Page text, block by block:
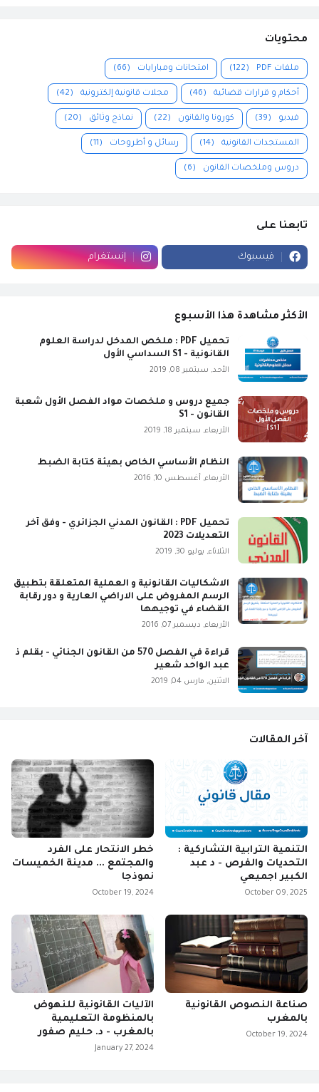
محتويات
ملفات PDF (122) امتحانات ومبارايات (66)
أحكام و قرارات قضائية (46) مجلات قانونية إلكترونية (42)
فيديو (39) كورونا والقانون (22) نماذج وثائق (20)
المستجدات القانونية (14) رسائل و أطروحات (11)
دروس وملخصات القانون (6)
تابعنا على
فيسبوك إنستغرام
الأكثر مشاهدة هذا الأسبوع
تحميل PDF : ملخص المدخل لدراسة العلوم
القانونية - S1 السداسي الأول
الأحد, سبتمبر 08, 2019
جميع دروس و ملخصات مواد الفصل الأول شعبة
القانون - S1
الأربعاء, سبتمبر 18, 2019
النظام الأساسي الخاص بهيئة كتابة الضبط
الأربعاء, أغسطس 10, 2016
تحميل PDF : القانون المدني الجزائري - وفق آخر
التعديلات 2023
الثلاثاء, يوليو 30, 2019
الاشكاليات القانونية و العملية المتعلقة بتطبيق
الرسم المفروض على الاراضي العارية و دور رقابة
القضاء في توجيهها
الأربعاء, ديسمبر 07, 2016
قراءة في الفصل 570 من القانون الجنائي - بقلم ذ
عبد الواحد شعير
الاثنين, مارس 04, 2019
آخر المقالات
التنمية الترابية التشاركية :
التحديات والفرص - د عبد
الكبير اجميعي
October 09, 2025
خطر الانتحار على الفرد
والمجتمع ... مدينة الخميسات
نموذجا
October 19, 2024
صناعة النصوص القانونية
بالمغرب
October 19, 2024
الآليات القانونية للنهوض
بالمنظومة التعليمية
بالمغرب - د. حليم صفور
January 27, 2024